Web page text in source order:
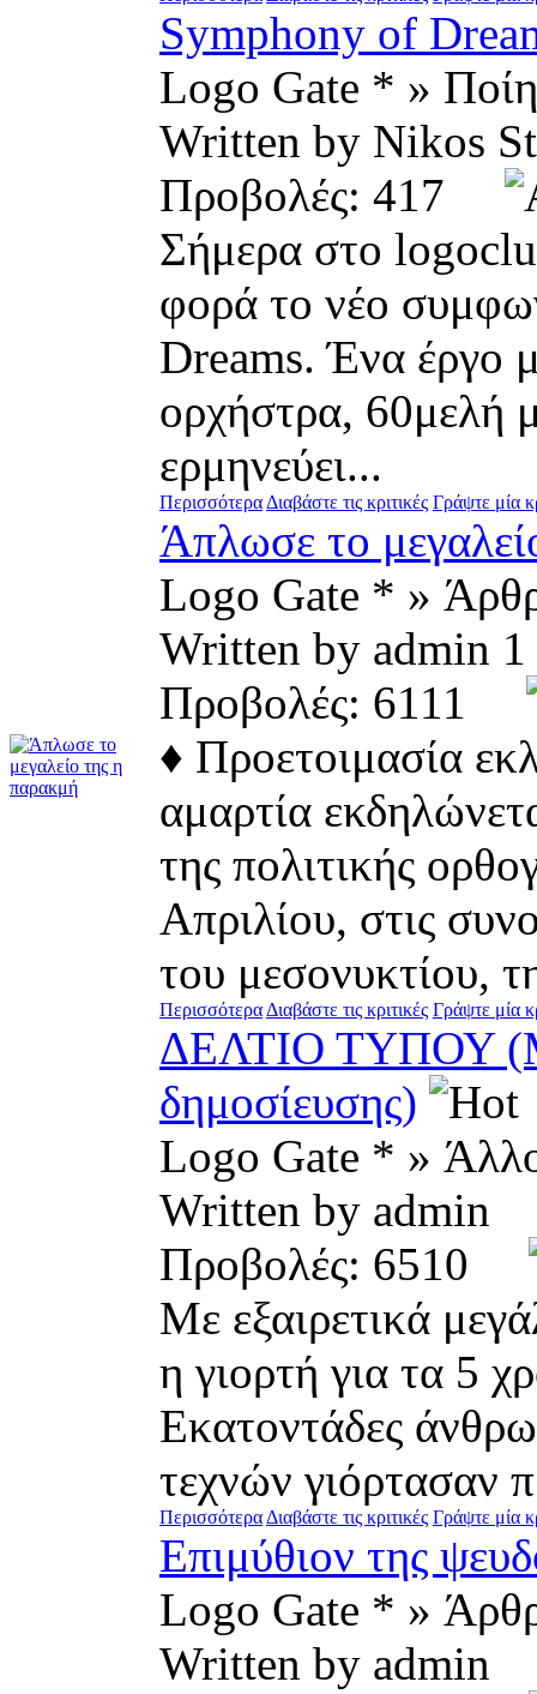
Symphony of
Logo Gate * »
Written by
Προβολές: 417
Σήμερα στο
φορά το νέο
Dreams. Ένα έργο
ορχήστρα, 60μελή
ερμηνεύει...
Περισσότερα Διαβάστε τις κριτικές Γράψτε μία
Άπλωσε το
Logo Gate * »
Written by
Προβολές: 6111
♦ Προετοιμασία
αμαρτία
της πολιτικής
Απριλίου, στις
του μεσονυκτίου,
Περισσότερα Διαβάστε τις κριτικές Γράψτε μία
ΔΕΛΤΙΟ ΤΥΠΟΥ
δημοσίευσης)
Logo Gate * »
Written by
Προβολές: 6510
Με εξαιρετικά
η γιορτή για τα 5
Εκατοντάδες
τεχνών γιόρτασαν
Περισσότερα Διαβάστε τις κριτικές Γράψτε μία
Επιμύθιον της
Logo Gate * »
Written by